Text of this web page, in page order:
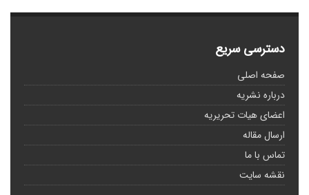
دسترسی سریع
صفحه اصلی
درباره نشریه
اعضای هیات تحریریه
ارسال مقاله
تماس با ما
نقشه سایت